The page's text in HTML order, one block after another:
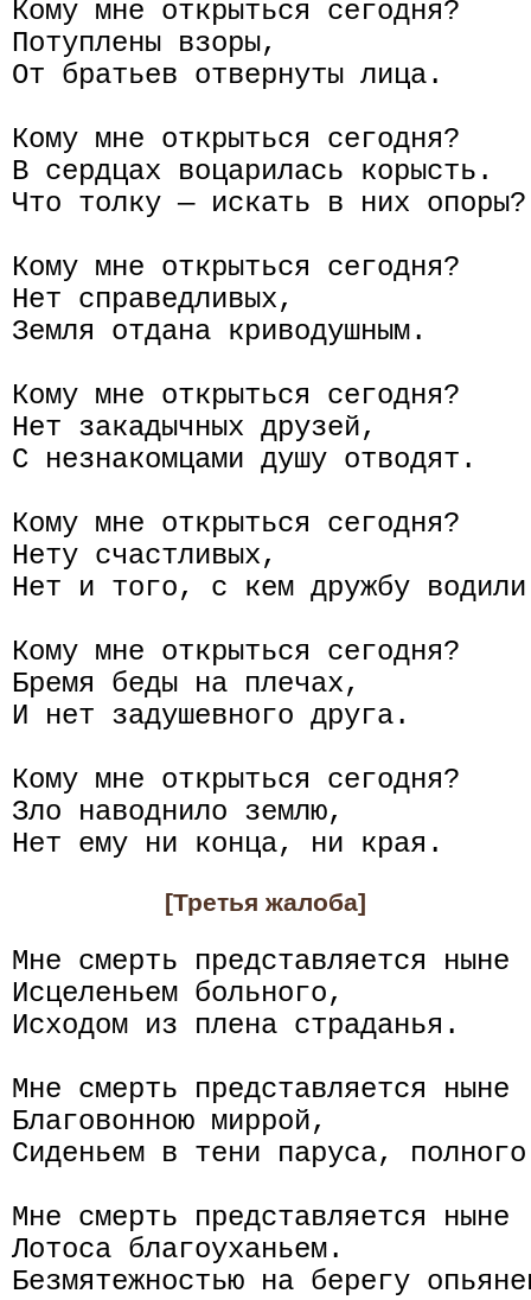
Кому мне открыться сегодня?
Потуплены взоры,
От братьев отвернуты лица.
Кому мне открыться сегодня?
В сердцах воцарилась корысть.
Что толку — искать в них опоры?
Кому мне открыться сегодня?
Нет справедливых,
Земля отдана криводушным.
Кому мне открыться сегодня?
Нет закадычных друзей,
С незнакомцами душу отводят.
Кому мне открыться сегодня?
Нету счастливых,
Нет и того, с кем дружбу
Кому мне открыться сегодня?
Бремя беды на плечах,
И нет задушевного друга.
Кому мне открыться сегодня?
Зло наводнило землю,
[Третья жалоба]
Мне смерть представляется ныне
Исцеленьем больного,
Исходом из плена страданья.
Мне смерть представляется ныне
Благовонною миррой,
Сиденьем в тени паруса,
Мне смерть представляется ныне
Лотоса благоуханьем.
Безмятежностью на берегу